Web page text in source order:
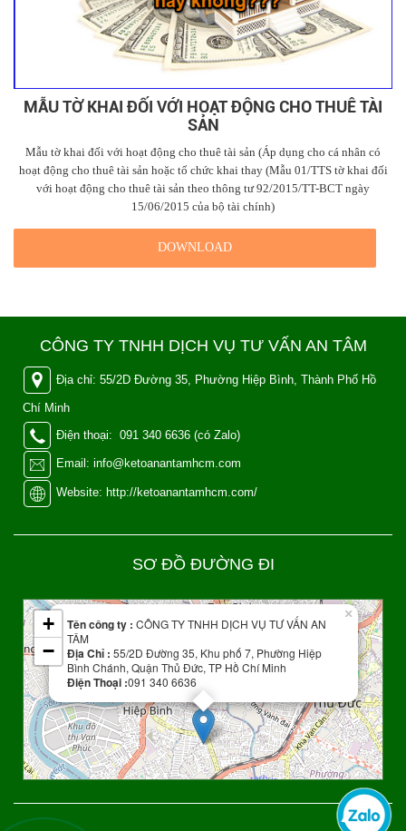
MẪU TỜ KHAI ĐỐI VỚI HOẠT ĐỘNG CHO THUÊ TÀI
SẢN
Mẫu tờ khai đối với hoạt động cho thuê tài sản (Áp dụng cho cá nhân có
hoạt động cho thuê tài sản hoặc tổ chức khai thay (Mẫu 01/TTS tờ khai đối
với hoạt động cho thuê tài sản theo thông tư 92/2015/TT-BCT ngày
15/06/2015 của bộ tài chính)
DOWNLOAD
CÔNG TY TNHH DỊCH VỤ TƯ VẤN AN TÂM
Địa chỉ: 55/2D Đường 35, Phường Hiệp Bình, Thành Phố Hồ
Chí Minh
Điện thoại: 091 340 6636 (có Zalo)
Email: info@ketoanantamhcm.com
Website: http://ketoanantamhcm.com/
SƠ ĐỒ ĐƯỜNG ĐI
Tên công ty : CÔNG TY TNHH DỊCH VỤ TƯ VẤN AN
TÂM
Địa Chỉ : 55/2D Đường 35, Khu phố 7, Phường Hiệp
Bình Chánh, Quận Thủ Đức, TP Hồ Chí Minh
Điện Thoại :091 340 6636
×
+
−